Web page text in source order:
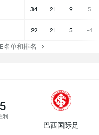
34 21 9 5
22 21 5 -4
名单和排名
5
利
巴西国际足